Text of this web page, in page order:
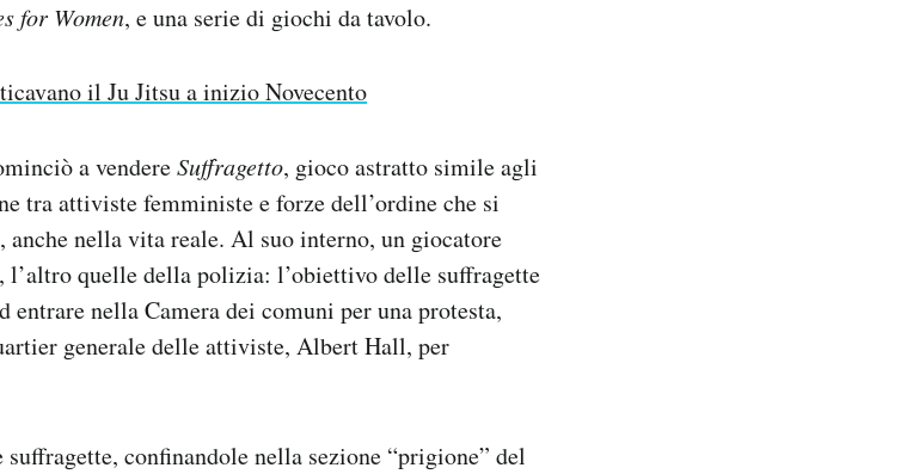
for Women, e una serie di giochi da tavolo.
il Ju Jitsu a inizio Novecento
a vendereSuffragetto, gioco astratto simile agli
tra attiviste femministe e forze dell’ordine che si
anche nella vita reale. Al suo interno, un giocatore
l’altro quelle della polizia: l’obiettivo delle suffragette
nella Camera dei comuni per una protesta,
generale delle attiviste, Albert Hall, per
confinandole nella sezione “prigione” del